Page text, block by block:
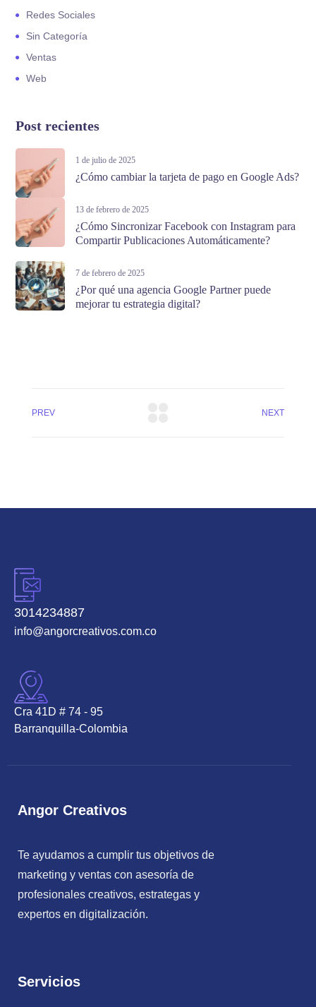
Redes Sociales
Sin Categoría
Ventas
Web
Post recientes
1 de julio de 2025
¿Cómo cambiar la tarjeta de pago en Google Ads?
13 de febrero de 2025
¿Cómo Sincronizar Facebook con Instagram para
Compartir Publicaciones Automáticamente?
7 de febrero de 2025
¿Por qué una agencia Google Partner puede
mejorar tu estrategia digital?
PREV NEXT
3014234887
info@angorcreativos.com.co
Cra 41D # 74 - 95
Barranquilla-Colombia
Angor Creativos
Te ayudamos a cumplir tus objetivos de
marketing y ventas con asesoría de
profesionales creativos, estrategas y
expertos en digitalización.
Servicios